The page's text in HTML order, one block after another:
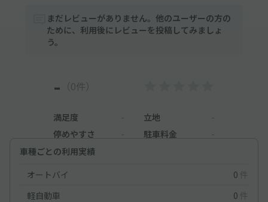
まだレビューがありません。他のユーザーの方の
ために、利用後にレビューを投稿してみましょ
う。
- （0件）
満足度 立地
停めやすさ
駐車料金
車種ごとの利用実績
オートバイ
0 件
軽自動車
0 件